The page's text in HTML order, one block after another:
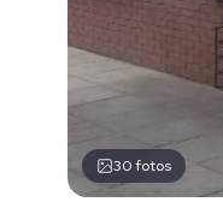
30fotos